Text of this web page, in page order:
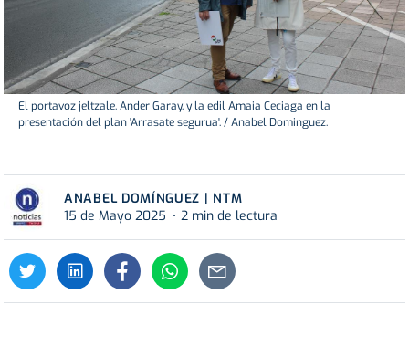
El portavoz jeltzale, Ander Garay, y la edil Amaia Ceciaga en la
presentación del plan 'Arrasate segurua'. / Anabel Dominguez.
ANABEL DOMÍNGUEZ | NTM
15 de Mayo 2025
2 min de lectura